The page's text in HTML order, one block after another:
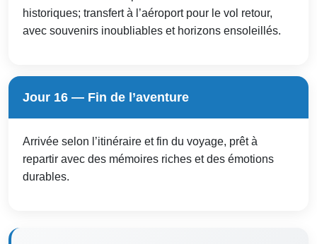
historiques; transfert à l’aéroport pour le vol retour,
avec souvenirs inoubliables et horizons ensoleillés.
Jour 16 — Fin de l’aventure
Arrivée selon l’itinéraire et fin du voyage, prêt à
repartir avec des mémoires riches et des émotions
durables.